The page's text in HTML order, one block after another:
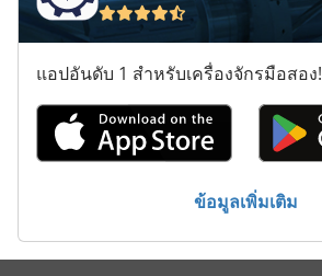
แอปอันดับ 1 สำหรับเครื่องจักรมือสอง!
ข้อมูลเพิ่มเติม